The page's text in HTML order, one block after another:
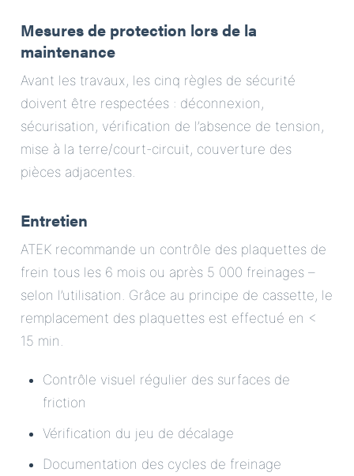
Mesures de protection lors de la
maintenance
Avant les travaux, les cinq règles de sécurité
doivent être respectées : déconnexion,
sécurisation, vérification de l’absence de tension,
mise à la terre/court-circuit, couverture des
pièces adjacentes.
Entretien
ATEK recommande un contrôle des plaquettes de
frein tous les 6 mois ou après 5 000 freinages –
selon l’utilisation. Grâce au principe de cassette, le
remplacement des plaquettes est effectué en <
15 min.
Contrôle visuel régulier des surfaces de
friction
Vérification du jeu de décalage
Documentation des cycles de freinage